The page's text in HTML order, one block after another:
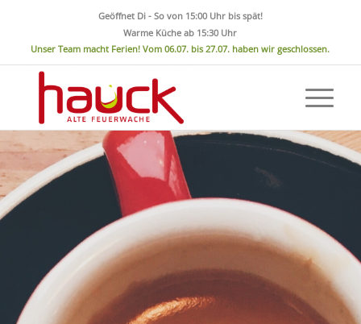
Geöffnet Di - So von 15:00 Uhr bis spät!
Warme Küche ab 15:30 Uhr
Unser Team macht Ferien! Vom 06.07. bis 27.07. haben wir geschlossen.